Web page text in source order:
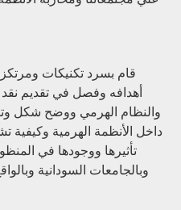
قام بسرد تكنيكات
أهدافه وفصل في تقديم نقد
والنظام الهرمي ووضح شكل
داخل الأنظمة الهرمية وكيفية
تأثيرها ووجودها في
وبالجامعات السودانية